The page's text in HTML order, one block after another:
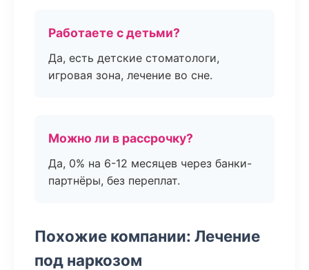
Работаете с детьми?
Да, есть детские стоматологи,
игровая зона, лечение во сне.
Можно ли в рассрочку?
Да, 0% на 6-12 месяцев через банки-
партнёры, без переплат.
Похожие компании: Лечение
под наркозом